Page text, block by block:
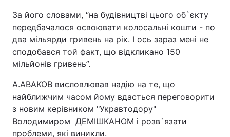
Тема оформлення
За його словами, “на будівництві цього об`єкту
передбачалося освоювати колосальні кошти - по
два мільярди гривень на рік. І ось зараз мені не
сподобався той факт, що відкликано 150
мільйонів гривень”.
А.АВАКОВ висловлював надію на те, що
найближчим часом йому вдасться переговорити
з новим керівником "Укравтодору"
Володимиром ДЕМІШКАНОМ і розв`язати
проблеми, які виникли.